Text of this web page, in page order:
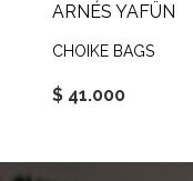
ARNÉS YAFÜN
CHOIKE BAGS
$ 41.000